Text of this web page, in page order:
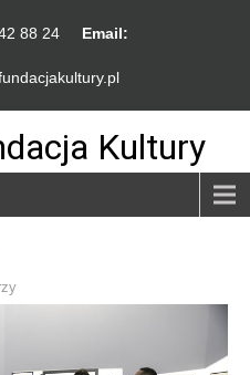
88 24 Email:
Kultury